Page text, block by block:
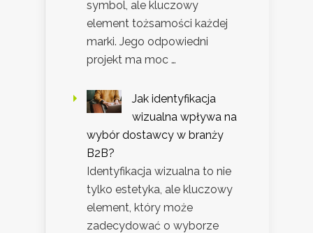
symbol, ale kluczowy
element tożsamości każdej
marki. Jego odpowiedni
projekt ma moc …
Jak identyfikacja
wizualna wpływa na
wybór dostawcy w branży
B2B?
Identyfikacja wizualna to nie
tylko estetyka, ale kluczowy
element, który może
zadecydować o wyborze